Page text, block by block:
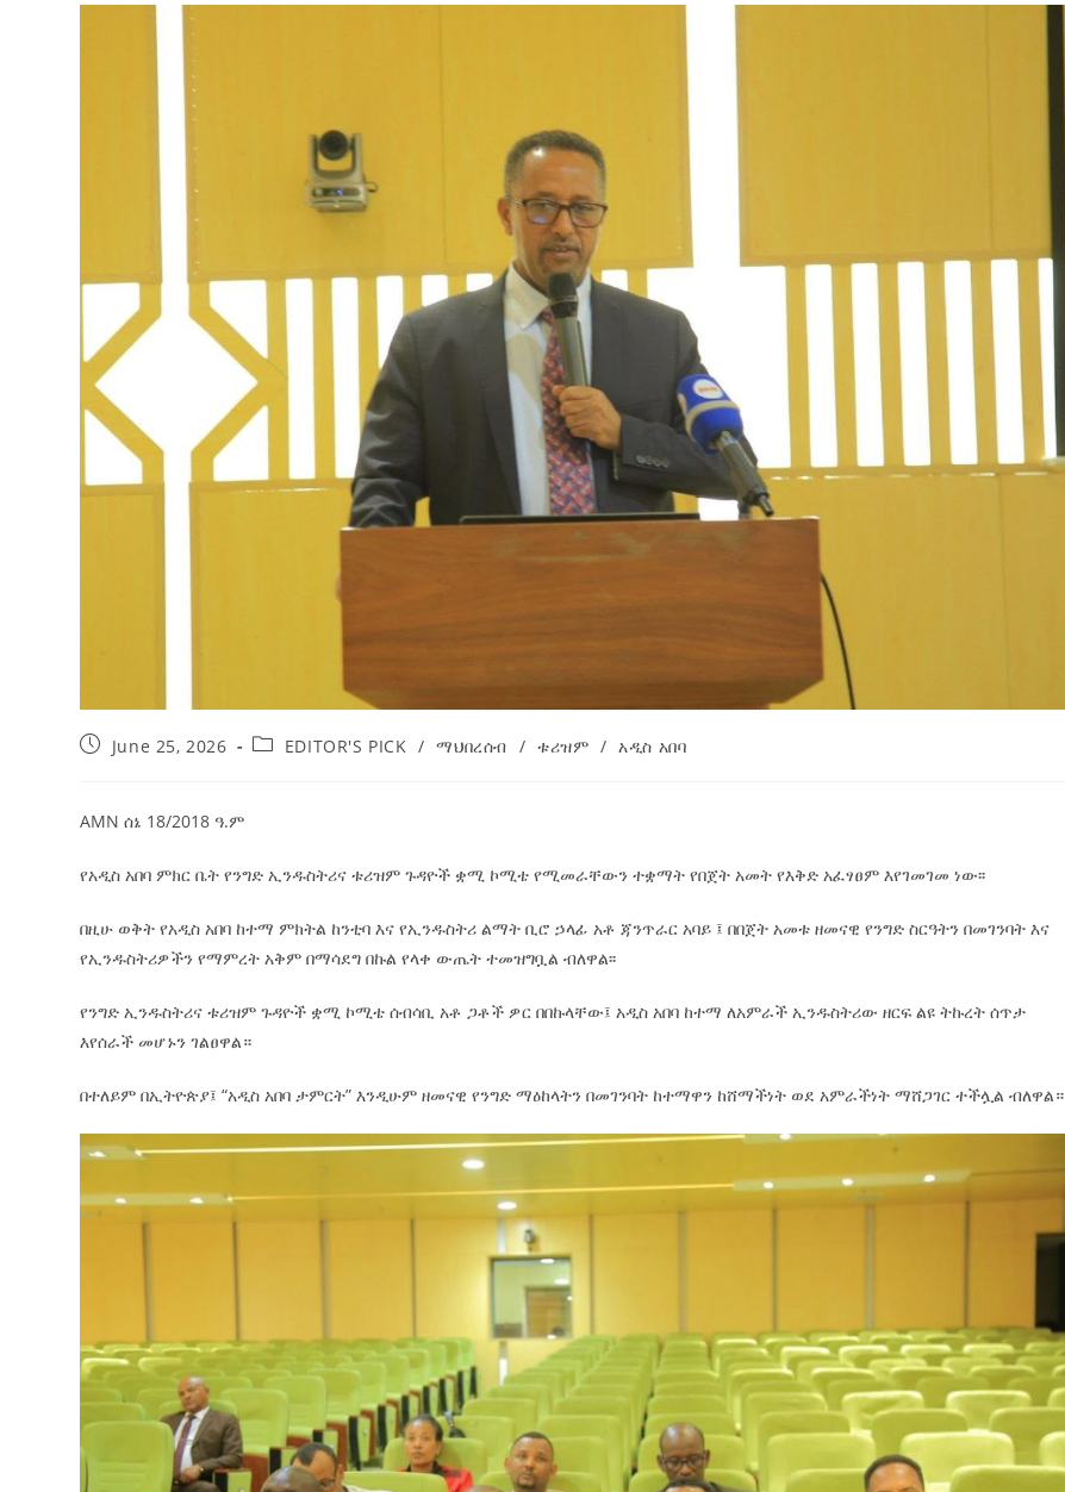
ብልፅግና ፓርቲ የምርጫ ውክልናውን ወደ
ተጨባጭ የልማት ስኬቶች ለመቀየር እየሰራ ነው
August 7, 2026
ኢትዮጵያ የቀጣናውን ኢኮኖሚያዊ ገጽታ በአዲስ
አሸናፊነት ተጠናቀቀ
August 1, 2026
ተቃውሞ የበዛበት የፊፋ አዲሱ እቅድ
June 25, 2026 EDITOR'S PICK / ማህበረሰብ / ቱሪዝም / አዲስ አበባ
AMN ሰኔ 18/2018 ዓ.ም
የአዲስ አበባ ምክር ቤት የንግድ ኢንዱስትሪና ቱሪዝም ጉዳዮች ቋሚ ኮሚቴ የሚመራቸውን ተቋማት የበጀት አመት የእቅድ አፈፃፀም እየገመገመ ነው፡፡
በዚሁ ወቅት የአዲስ አበባ ከተማ ምክትል ከንቲባ እና የኢንዱስትሪ ልማት ቢሮ ኃላፊ አቶ ጃንጥራር አባይ ፤ በበጀት አመቱ ዘመናዊ የንግድ ስርዓትን በመገንባት እና
የኢንዱስትሪዎችን የማምረት አቅም በማሳደግ በኩል የላቀ ውጤት ተመዝግቧል ብለዋል፡፡
የንግድ ኢንዱስትሪና ቱሪዝም ጉዳዮች ቋሚ ኮሚቴ ሰብሳቢ አቶ ጋቶች ዎር በበኩላቸው፤ አዲስ አበባ ከተማ ለአምራች ኢንዱስትሪው ዘርፍ ልዩ ትኩረት ሰጥታ
እየሰራች መሆኑን ገልፀዋል።
በተለይም በኢትዮጵያ፤ “አዲስ አበባ ታምርት” እንዲሁም ዘመናዊ የንግድ ማዕከላትን በመገንባት ከተማዋን ከሸማችነት ወደ አምራችነት ማሸጋገር ተችሏል ብለዋል።